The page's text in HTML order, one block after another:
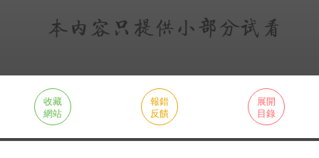
收藏
網站
報錯
反饋
展開
目錄